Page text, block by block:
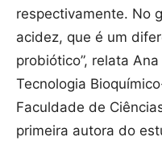
respectivamente. No
acidez, que é um
probiótico”, relata
Tecnologia
Faculdade de
primeira autora do